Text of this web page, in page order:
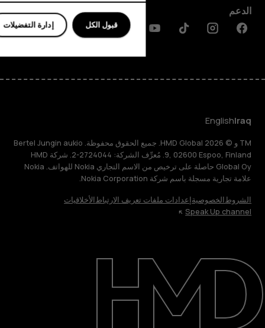
حول
الدعم
Iraq
الدعم
Facebook
Instagram
Tiktok
Youtube
Linkedin
Discord
Iraq
English
TM و © 2026 HMD Global. جميع الحقوق محفوظة. Bertel Jungin aukio
9, 02600 Espoo, Finland. مُعرِّف الشركة: 2724044-2. شركة HMD
Global Oy حاصلة على ترخيص من الاسم التجاري Nokia للهواتف. Nokia
علامة تجارية مسجلة باسم شركة Nokia Corporation.
الشروطالخصوصيةإعدادات ملفات تعريف الارتباطالأخلاقيات
Speak Up channel
إدارة التفضيلات قبول الكل